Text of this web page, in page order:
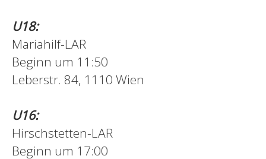
U18:
Mariahilf-LAR
Beginn um 11:50
Leberstr. 84, 1110 Wien
U16:
Hirschstetten-LAR
Beginn um 17:00